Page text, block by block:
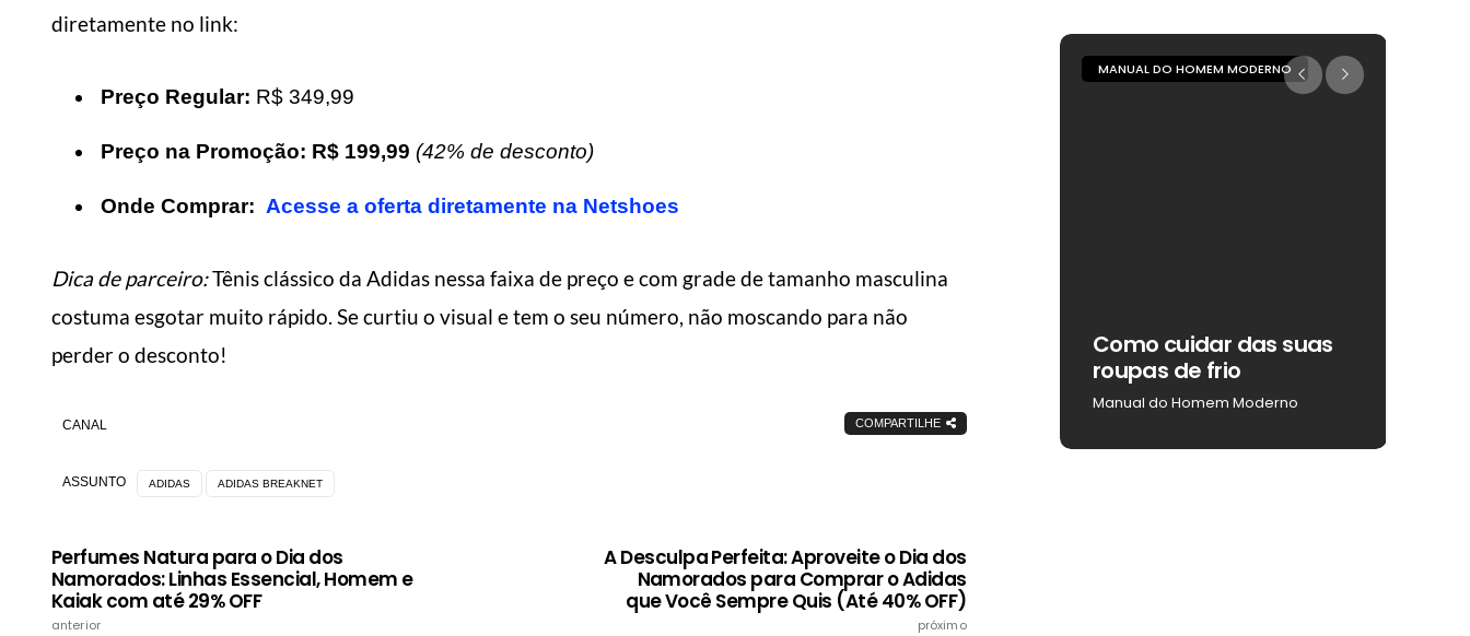
diretamente no link:
Preço Regular: R$ 349,99
Preço na Promoção: R$ 199,99 (42% de desconto)
Onde Comprar: Acesse a oferta diretamente na Netshoes
Dica de parceiro:Tênis clássico da Adidas nessa faixa de preço e com grade de tamanho masculina
costuma esgotar muito rápido. Se curtiu o visual e tem o seu número, não moscando para não
perder o desconto!
CANAL
ASSUNTO ADIDAS ADIDAS BREAKNET
COMPARTILHE
Perfumes Natura para o Dia dos
Namorados: Linhas Essencial, Homem e
Kaiak com até 29% OFF
anterior
A Desculpa Perfeita: Aproveite o Dia dos
Namorados para Comprar o Adidas
que Você Sempre Quis (Até 40% OFF)
próximo
6 dicas de como fazer
suas roupas durarem
mais
MANUAL DO HOMEM MODERNO
Como cuidar das suas
roupas de frio
Manual do Homem Moderno